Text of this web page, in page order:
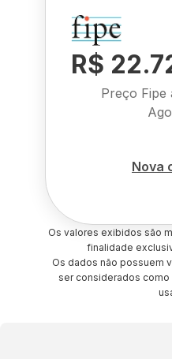
R$
Preço Fipe
Nova
Os valores exibidos são
finalidade
Os dados não possuem
ser considerados